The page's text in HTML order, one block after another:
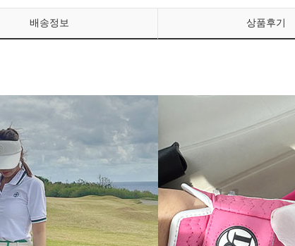
배송정보 상품후기